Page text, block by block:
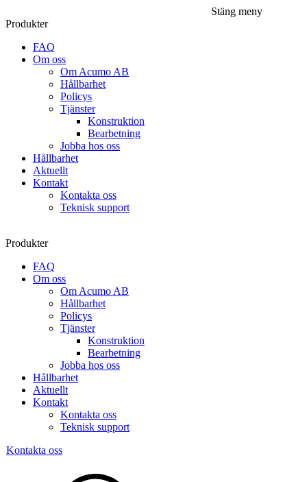
Stäng meny
Produkter
FAQ
Om oss
Om Acumo AB
Hållbarhet
Policys
Tjänster
Konstruktion
Bearbetning
Jobba hos oss
Hållbarhet
Aktuellt
Kontakt
Kontakta oss
Teknisk support
Produkter
FAQ
Om oss
Om Acumo AB
Hållbarhet
Policys
Tjänster
Konstruktion
Bearbetning
Jobba hos oss
Hållbarhet
Aktuellt
Kontakt
Kontakta oss
Teknisk support
Kontakta oss